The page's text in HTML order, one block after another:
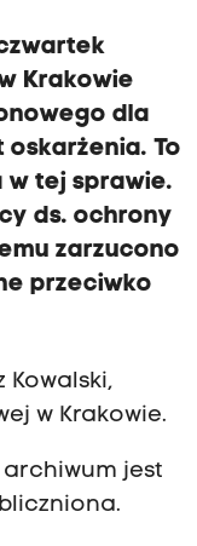
Krakowie
dla
To
w tej sprawie.
ds. ochrony
zarzucono
przeciwko
w Krakowie.
jest